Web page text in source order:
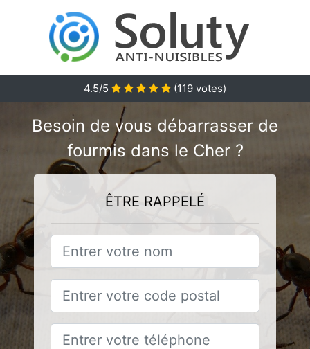
4.5/5 (119 votes)
Besoin de vous débarrasser de
fourmis dans le Cher ?
ÊTRE RAPPELÉ